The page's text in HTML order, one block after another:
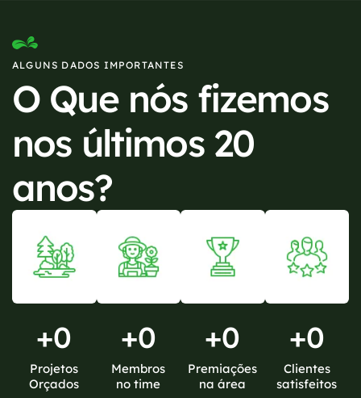
ALGUNS DADOS IMPORTANTES
O Que nós fizemos
nos últimos 20
anos?
+0
Projetos
Orçados
+0
Membros
no time
+0
Premiações
na área
+0
Clientes
satisfeitos